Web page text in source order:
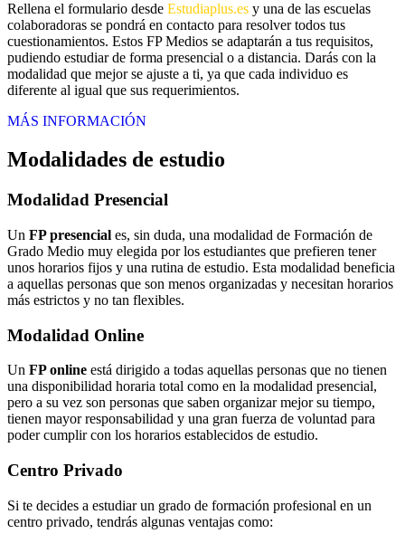
Rellena el formulario desde Estudiaplus.es y una de las escuelas
colaboradoras se pondrá en contacto para resolver todos tus
cuestionamientos. Estos FP Medios se adaptarán a tus requisitos,
pudiendo estudiar de forma presencial o a distancia. Darás con la
modalidad que mejor se ajuste a ti, ya que cada individuo es
diferente al igual que sus requerimientos.
MÁS INFORMACIÓN
Modalidades de estudio
Modalidad Presencial
Un FP presencial es, sin duda, una modalidad de Formación de
Grado Medio muy elegida por los estudiantes que prefieren tener
unos horarios fijos y una rutina de estudio. Esta modalidad beneficia
a aquellas personas que son menos organizadas y necesitan horarios
más estrictos y no tan flexibles.
Modalidad Online
Un FP online está dirigido a todas aquellas personas que no tienen
una disponibilidad horaria total como en la modalidad presencial,
pero a su vez son personas que saben organizar mejor su tiempo,
tienen mayor responsabilidad y una gran fuerza de voluntad para
poder cumplir con los horarios establecidos de estudio.
Centro Privado
Si te decides a estudiar un grado de formación profesional en un
centro privado, tendrás algunas ventajas como: